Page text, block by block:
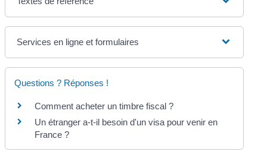
Services en ligne et formulaires
Questions ? Réponses !
Comment acheter un timbre fiscal ?
Un étranger a-t-il besoin d'un visa pour venir en
France ?